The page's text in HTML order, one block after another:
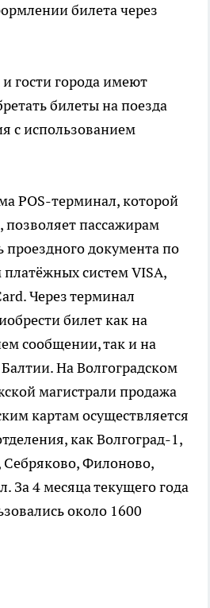
билета через
гости города имеют
билеты на поезда
с использованием
POS-терминал, которой
позволяет пассажирам
проездного документа по
систем VISA,
Через терминал
билет как на
сообщении, так и на
На Волгоградском
магистрали продажа
картам осуществляется
как Волгоград-1,
Себряково, Филоново,
За 4 месяца текущего года
около 1600